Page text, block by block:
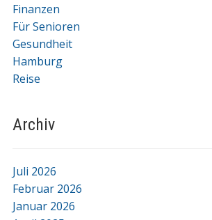
Finanzen
Für Senioren
Gesundheit
Hamburg
Reise
Archiv
Juli 2026
Februar 2026
Januar 2026